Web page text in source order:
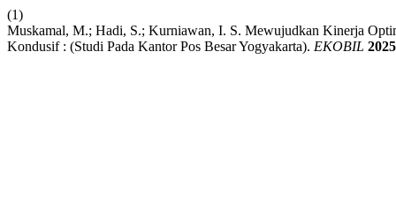
(1)
Muskamal, M.; Hadi, S.; Kurniawan, I. S. Mewujudkan Kinerja
Kondusif : (Studi Pada Kantor Pos Besar Yogyakarta). EKOBIL 2025